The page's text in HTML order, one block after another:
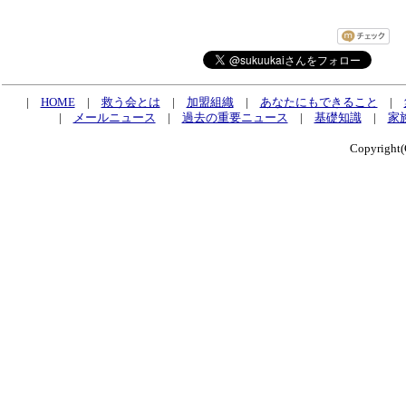
| HOME| 救う会とは | 加盟組織| あなたにもできること |
|
メールニュース | 過去の重要ニュース | 基礎知識| 家